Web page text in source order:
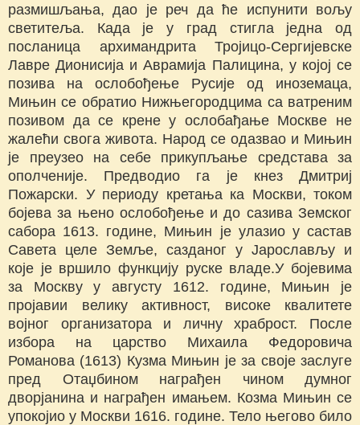
размишљања, дао је реч да ће испунити вољу
светитеља. Када је у град стигла једна од
посланица архимандрита Тројицо-Сергијевске
Лавре Дионисија и Аврамија Палицина, у којој се
позива на ослобођење Русије од иноземаца,
Мињин се обратио Нижњегородцима са ватреним
позивом да се крене у ослобађање Москве не
жалећи свога живота. Народ се одазвао и Мињин
је преузео на себе прикупљање средстава за
ополченије. Предводио га је кнез Дмитриј
Пожарски. У периоду кретања ка Москви, током
бојева за њено ослобођење и до сазива Земског
сабора 1613. године, Мињин је улазио у састав
Савета целе Земље, сазданог у Јарослављу и
које је вршило функцију руске владе.У бојевима
за Москву у августу 1612. године, Мињин је
пројавии велику активност, високе квалитете
војног организатора и личну храброст. После
избора на царство Михаила Федоровича
Романова (1613) Кузма Мињин је за своје заслуге
пред Отаџбином награђен чином думног
дворјанина и награђен имањем. Козма Мињин се
упокојио у Москви 1616. године. Тело његово било